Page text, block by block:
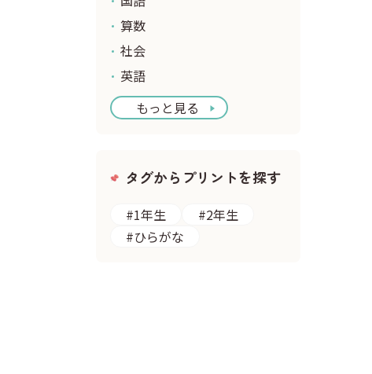
算数
社会
英語
もっと見る
タグからプリントを探す
#1年生
#2年生
#ひらがな